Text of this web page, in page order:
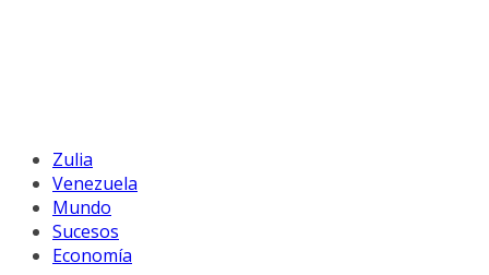
Zulia
Venezuela
Mundo
Sucesos
Economía